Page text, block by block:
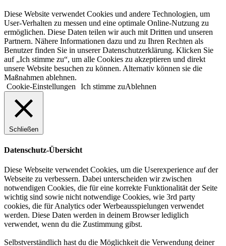
Diese Website verwendet Cookies und andere Technologien, um
User-Verhalten zu messen und eine optimale Online-Nutzung zu
ermöglichen. Diese Daten teilen wir auch mit Dritten und unseren
Partnern. Nähere Informationen dazu und zu Ihren Rechten als
Benutzer finden Sie in unserer Datenschutzerklärung. Klicken Sie
auf „Ich stimme zu“, um alle Cookies zu akzeptieren und direkt
unsere Website besuchen zu können. Alternativ können sie die
Maßnahmen ablehnen.
Cookie-Einstellungen
Ich stimme zuAblehnen
Schließen
Datenschutz-Übersicht
Diese Webseite verwendet Cookies, um die Userexperience auf der
Webseite zu verbessern. Dabei unterscheiden wir zwischen
notwendigen Cookies, die für eine korrekte Funktionalität der Seite
wichtig sind sowie nicht notwendige Cookies, wie 3rd party
cookies, die für Analytics oder Werbeausspielungen verwendet
werden. Diese Daten werden in deinem Browser lediglich
verwendet, wenn du die Zustimmung gibst.
Selbstverständlich hast du die Möglichkeit die Verwendung deiner